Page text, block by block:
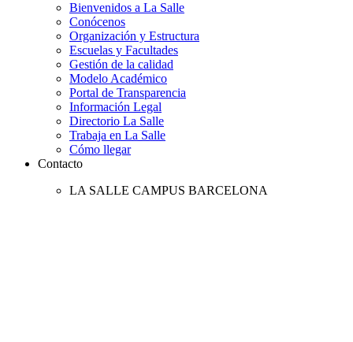
Bienvenidos a La Salle
Conócenos
Organización y Estructura
Escuelas y Facultades
Gestión de la calidad
Modelo Académico
Portal de Transparencia
Información Legal
Directorio La Salle
Trabaja en La Salle
Cómo llegar
Contacto
LA SALLE CAMPUS BARCELONA